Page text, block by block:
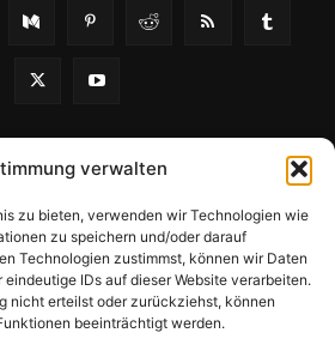
verwalten
zu bieten, verwenden wir Technologien wie
zu speichern und/oder darauf
Technologien zustimmst, können wir Daten
IDs auf dieser Website verarbeiten.
nicht erteilst oder zurückziehst, können
beeinträchtigt werden.
Sitemap
Datenschutzerklärung
Cookie-Richtlinie (EU)